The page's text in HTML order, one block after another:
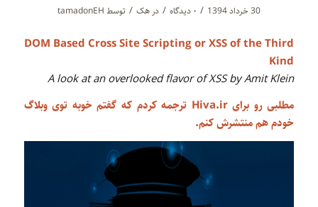
30 خرداد 1394 / ۰ دیدگاه‌ / در هک / توسط tamadonEH
DOM Based Cross Site Scripting or XSS of the Third
Kind
A look at an overlooked flavor of XSS by Amit Klein
مطلبیرو برایHiva.ir ترجمه کردم که گفتم خوبه توی وبلاگ
خودم هم منتشرش کنم.